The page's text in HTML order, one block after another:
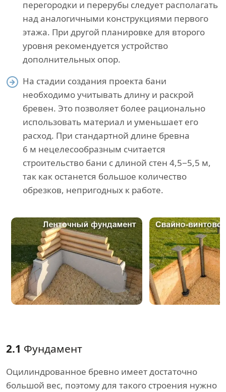
перегородки и перерубы следует располагать
над аналогичными конструкциями первого
этажа. При другой планировке для второго
уровня рекомендуется устройство
дополнительных опор.
На стадии создания проекта бани
необходимо учитывать длину и раскрой
бревен. Это позволяет более рационально
использовать материал и уменьшает его
расход. При стандартной длине бревна
6 м нецелесообразным считается
строительство бани с длиной стен 4,5−5,5 м,
так как останется большое количество
обрезков, непригодных к работе.
2.1 Фундамент
Оцилиндрованное бревно имеет достаточно
большой вес, поэтому для такого строения нужно